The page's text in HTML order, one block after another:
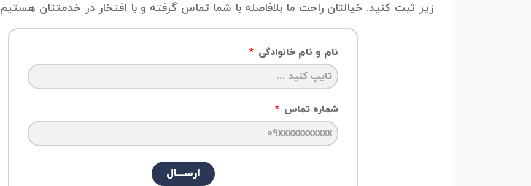
زیر ثبت کنید. خیالتان راحت ما بلافاصله با شما تماس گرفته و با افتخار در خدمتتان هستیم
نام و نام خانوادگی
شماره تماس
ارســـال